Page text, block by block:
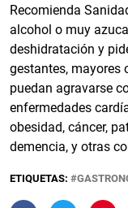
Recomienda
alcohol o muy
deshidratación y
gestantes, mayores
puedan agravarse
enfermedades
obesidad, cáncer,
demencia, y otras
ETIQUETAS: